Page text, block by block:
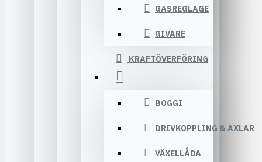
GASREGLAGE
GIVARE
KRAFTÖVERFÖRING
BOGGI
DRIVKOPPLING & AXLAR
VÄXELLÅDA